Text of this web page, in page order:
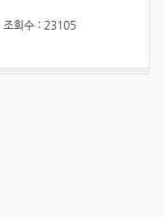
조회수 : 23105